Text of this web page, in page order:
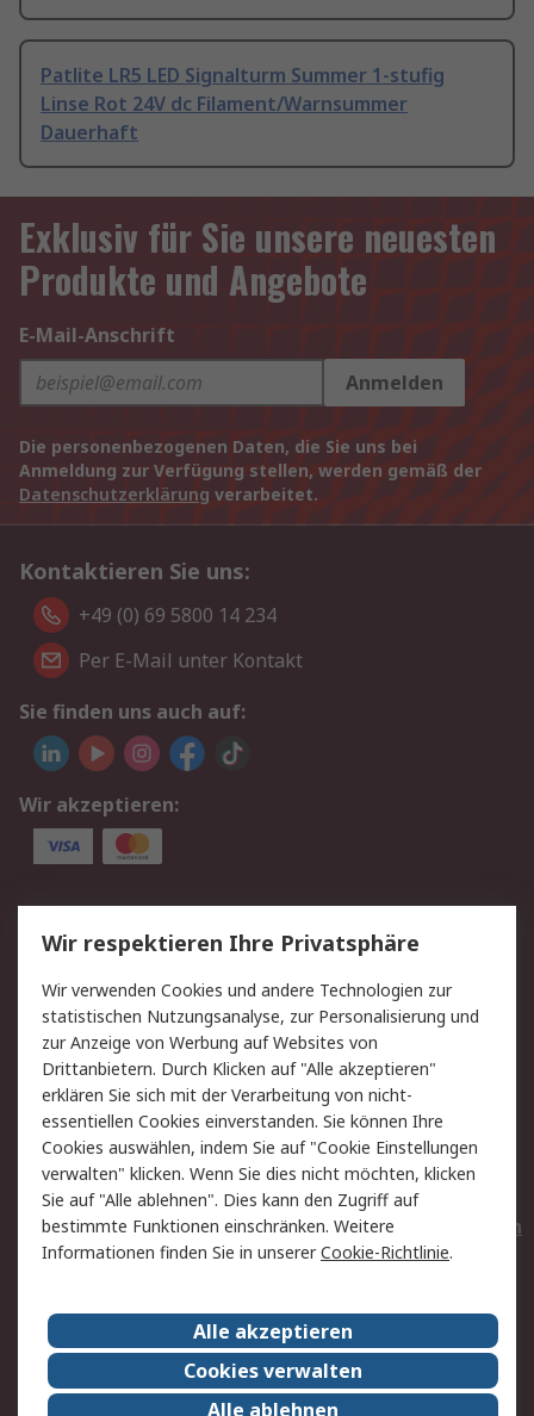
Patlite LR5 LED Signalturm Summer 1-stufig
Linse Rot 24V dc Filament/Warnsummer
Dauerhaft
Exklusiv für Sie unsere neuesten
Produkte und Angebote
E-Mail-Anschrift
Anmelden
Die personenbezogenen Daten, die Sie uns bei
Anmeldung zur Verfügung stellen, werden gemäß der
Datenschutzerklärung verarbeitet.
Kontaktieren Sie uns:
+49 (0) 69 5800 14 234
Per E-Mail unter Kontakt
Sie finden uns auch auf:
Wir akzeptieren:
Service
Value Added Services
Lieferlösungen
Rücksendungen
Kontakt
Hilfe
Privatkunden
Rechtliches
AGB
Datenschutz
Cookie-Richtlinie
Zahlungsbedingungen
Copyright/Impressum
Entsorgung
Elektrogeräte/Batterien
RS weltweit
Karriere bei RS
Nachhaltigkeit
Qualität/Umwelt/ZertifikatePresse-Center
Wir respektieren Ihre Privatsphäre
Wir verwenden Cookies und andere Technologien zur
statistischen Nutzungsanalyse, zur Personalisierung und
zur Anzeige von Werbung auf Websites von
Drittanbietern. Durch Klicken auf "Alle akzeptieren"
erklären Sie sich mit der Verarbeitung von nicht-
essentiellen Cookies einverstanden. Sie können Ihre
Cookies auswählen, indem Sie auf "Cookie Einstellungen
verwalten" klicken. Wenn Sie dies nicht möchten, klicken
Sie auf "Alle ablehnen". Dies kann den Zugriff auf
bestimmte Funktionen einschränken. Weitere
Informationen finden Sie in unsererCookie-Richtlinie.
Alle akzeptieren
Cookies verwalten
Alle ablehnen